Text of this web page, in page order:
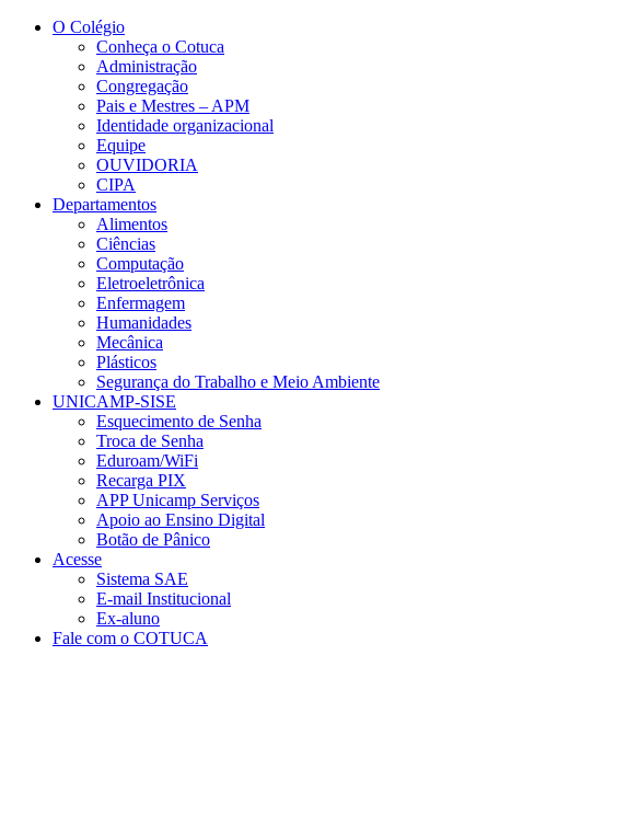
Conteúdo principal
O Colégio
Conheça o Cotuca
Administração
Congregação
Pais e Mestres – APM
Identidade organizacional
Equipe
OUVIDORIA
CIPA
Departamentos
Alimentos
Ciências
Computação
Eletroeletrônica
Enfermagem
Humanidades
Mecânica
Plásticos
Segurança do Trabalho e Meio Ambiente
UNICAMP-SISE
Esquecimento de Senha
Troca de Senha
Eduroam/WiFi
Recarga PIX
APP Unicamp Serviços
Apoio ao Ensino Digital
Botão de Pânico
Acesse
Sistema SAE
E-mail Institucional
Ex-aluno
Fale com o COTUCA